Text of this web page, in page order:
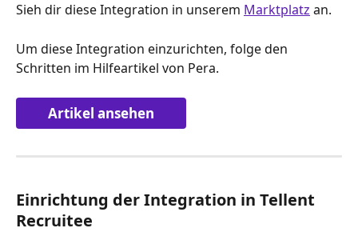
Sieh dir diese Integration in unserem Marktplatz an.
Um diese Integration einzurichten, folge den
Schritten im Hilfeartikel von Pera.
Artikel ansehen
Einrichtung der Integration in Tellent
Recruitee